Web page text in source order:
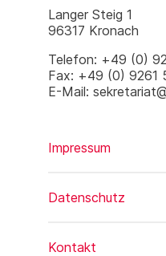
Langer Steig 1
96317 Kronach
Telefon: +49 (0)
Fax: +49 (0) 9261
E-Mail:
Impressum
Datenschutz
Kontakt